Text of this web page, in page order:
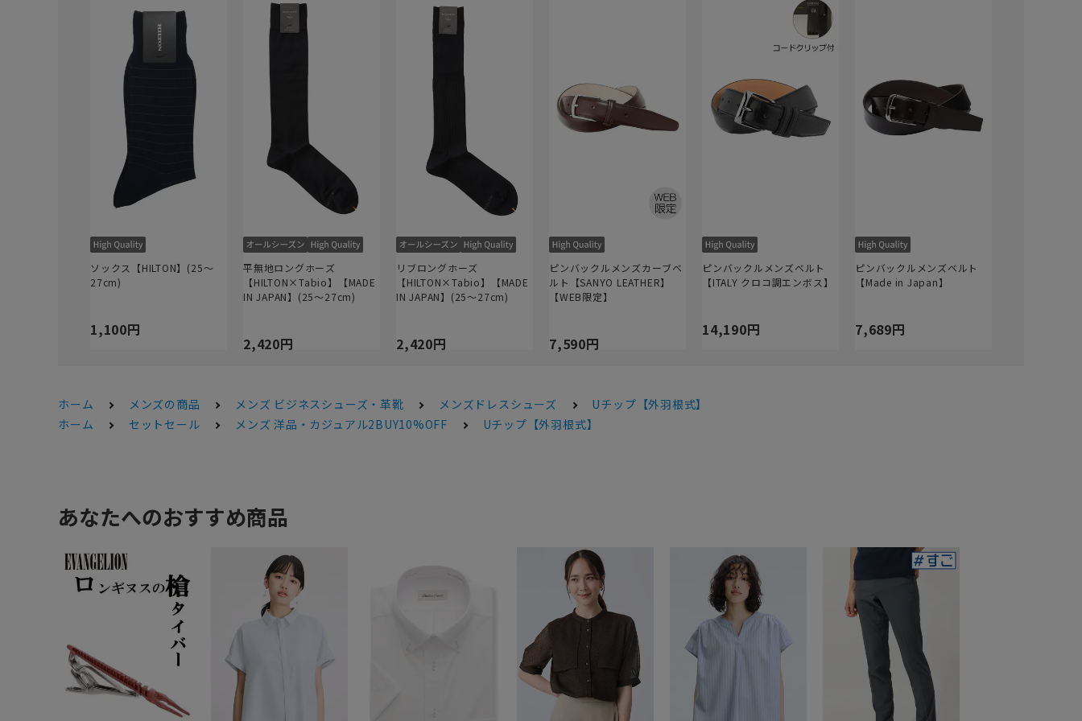
ソックス【HILTON】(25～
27cm)
1,100円
平無地ロングホーズ
【HILTON×Tabio】【MADE
IN JAPAN】(25～27cm)
2,420円
リブロングホーズ
【HILTON×Tabio】【MADE
IN JAPAN】(25～27cm)
2,420円
ピンバックルメンズカーブベ
ルト【SANYO LEATHER】
【WEB限定】
7,590円
ピンバックルメンズベルト
【ITALY クロコ調エンボス】
14,190円
ピンバックルメンズベルト
【Made in Japan】
7,689円
ホーム メンズの商品 メンズ ビジネスシューズ・革靴 メンズドレスシューズ
Uチップ【外羽根式】
ホーム
セットセール メンズ 洋品・カジュアル2BUY10%OFF Uチップ【外羽根式】